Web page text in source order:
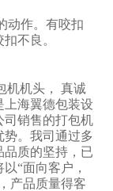
动作。有咬扣
不良。
机机头， 真诚
上海翼德包装设
司销售的打包机
势。我司通过多
品质的坚持，已
“面向客户，
产品质量得客